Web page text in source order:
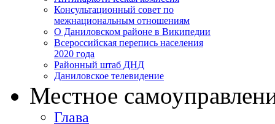
Консультационный совет по
межнациональным отношениям
О Даниловском районе в Википедии
Всероссийская перепись населения
2020 года
Районный штаб ДНД
Даниловское телевидение
Местное
Глава